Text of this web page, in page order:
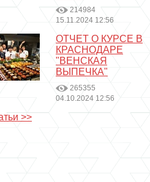
214984
15.11.2024 12:56
ОТЧЕТ О КУРСЕ В
КРАСНОДАРЕ
"ВЕНСКАЯ
ВЫПЕЧКА"
265355
04.10.2024 12:56
>>